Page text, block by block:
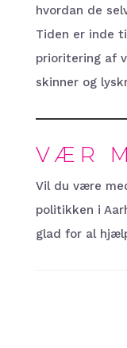
hvordan de
Tiden er inde
prioritering af
skinner og
VÆR
Vil du være
politikken i
glad for al